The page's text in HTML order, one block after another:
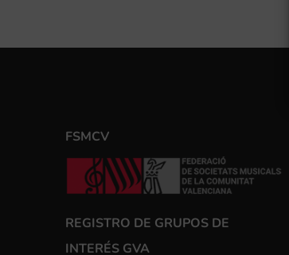
FSMCV
REGISTRO DE GRUPOS DE
INTERÉS GVA